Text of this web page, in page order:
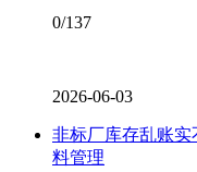
0/137
2026-06-03
非标厂库存乱账
料管理